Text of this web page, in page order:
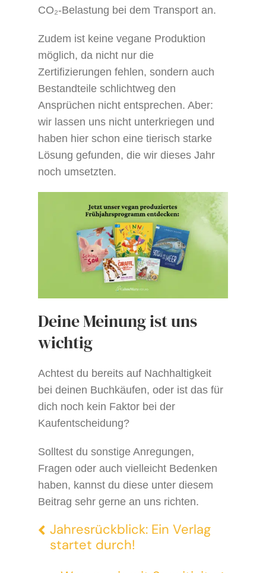
CO₂-Belastung bei dem Transport an.
Zudem ist keine vegane Produktion
möglich, da nicht nur die
Zertifizierungen fehlen, sondern auch
Bestandteile schlichtweg den
Ansprüchen nicht entsprechen. Aber:
wir lassen uns nicht unterkriegen und
haben hier schon eine tierisch starke
Lösung gefunden, die wir dieses Jahr
noch umsetzten.
Deine Meinung ist uns
wichtig
Achtest du bereits auf Nachhaltigkeit
bei deinen Buchkäufen, oder ist das für
dich noch kein Faktor bei der
Kaufentscheidung?
Solltest du sonstige Anregungen,
Fragen oder auch vielleicht Bedenken
haben, kannst du diese unter diesem
Beitrag sehr gerne an uns richten.
Jahresrückblick: Ein Verlag
startet durch!